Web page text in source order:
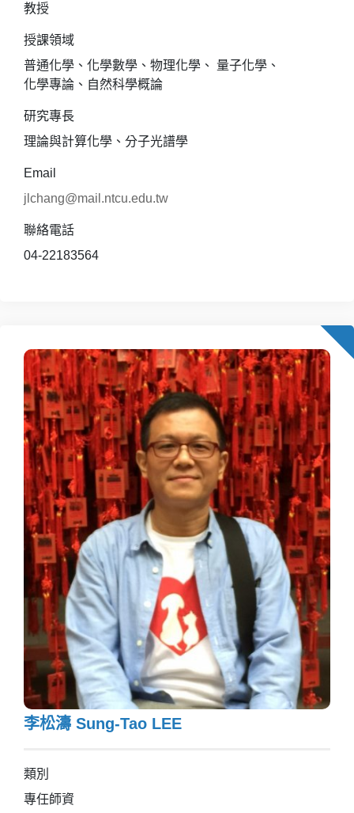
教授
授課領域
普通化學、化學數學、物理化學、 量子化學、
化學專論、自然科學概論
研究專長
理論與計算化學、分子光譜學
Email
jlchang@mail.ntcu.edu.tw
聯絡電話
04-22183564
李松濤 Sung-Tao LEE
類別
專任師資